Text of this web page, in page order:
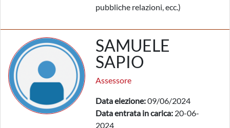
pubbliche relazioni, ecc.)
SAMUELE
SAPIO
Assessore
Data elezione:09/06/2024
Data entrata in carica: 20-06-
2024